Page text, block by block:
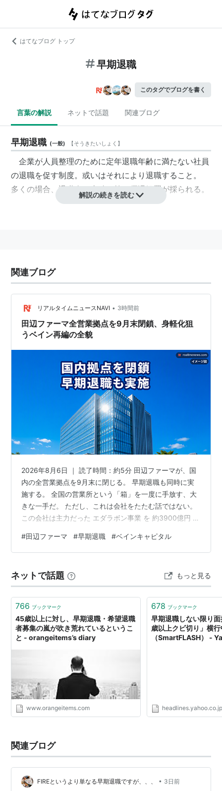
はてなブログ トップ
早期退職
このタグでブログを書く
言葉の解説 ネットで話題 関連ブログ
早期退職 (一般) 【そうきたいしょく 】
企業が人員整理のために定年退職年齢に満たない社員
の退職を促す制度。或いはそれにより退職すること。
多くの場合、退職金の上積み等の優遇処置が採られる。
解説の続きを読む
関連ブログ
リアルタイムニュースNAVI • 3時間前
田辺ファーマ全営業拠点を9月末閉鎖、身軽化狙
うベイン再編の全貌
2026年8月6日 ｜ 読了時間：約5分 田辺ファーマが、国
内の全営業拠点を9月末に閉じる。 早期退職も同時に実
施する。 全国の営業所という「箱」を一度に手放す、大
きな一手だ。 ただし、これは会社をたたむ話ではない。
この会社は主力だった エダラボン事業 を 約3900億円 で
その延長にある身軽化の総仕上げにあたる。 では、営業
所をすべて閉じてもなお、なぜ薬を売り続けられるの
く早期退職 閉じても薬を売り続けられる理由 「田辺ファ
ーマ」は半年前まで田辺三菱製薬 ベイン傘下1年で進む解
体の全貌…
#田辺ファーマ #早期退職 #ベインキャピタル
ネットで話題 もっと見る
766 ブックマーク
45歳以上に対し、早期退職・希望退職
者募集の嵐が吹き荒れているというこ
と - orangeitems’s diary
www.orangeitems.com
678 ブックマーク
早期退職しない限り
歳以上クビ切り」横
（SmartFLASH） -
関連ブログ
FIREというより単なる早期退職ですが、、、 • 3日前